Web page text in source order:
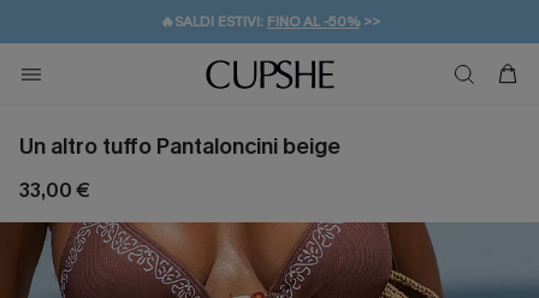
🔥SALDI ESTIVI: FINO AL -50%>>
🚚SPEDIZIONE GRATUITA DA 49€
💌REGALO PER I NUOVI: 20% DI SCONTO*
Un altro tuffo Pantaloncini beige
33,00 €